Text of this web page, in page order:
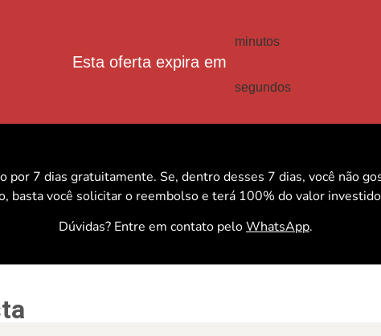
Esta oferta expira em
minutos
segundos
por 7 dias gratuitamente. Se, dentro desses 7 dias, você não
basta você solicitar o reembolso e terá 100% do valor
Dúvidas? Entre em contato peloWhatsApp.